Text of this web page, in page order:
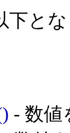
下と
- 数値